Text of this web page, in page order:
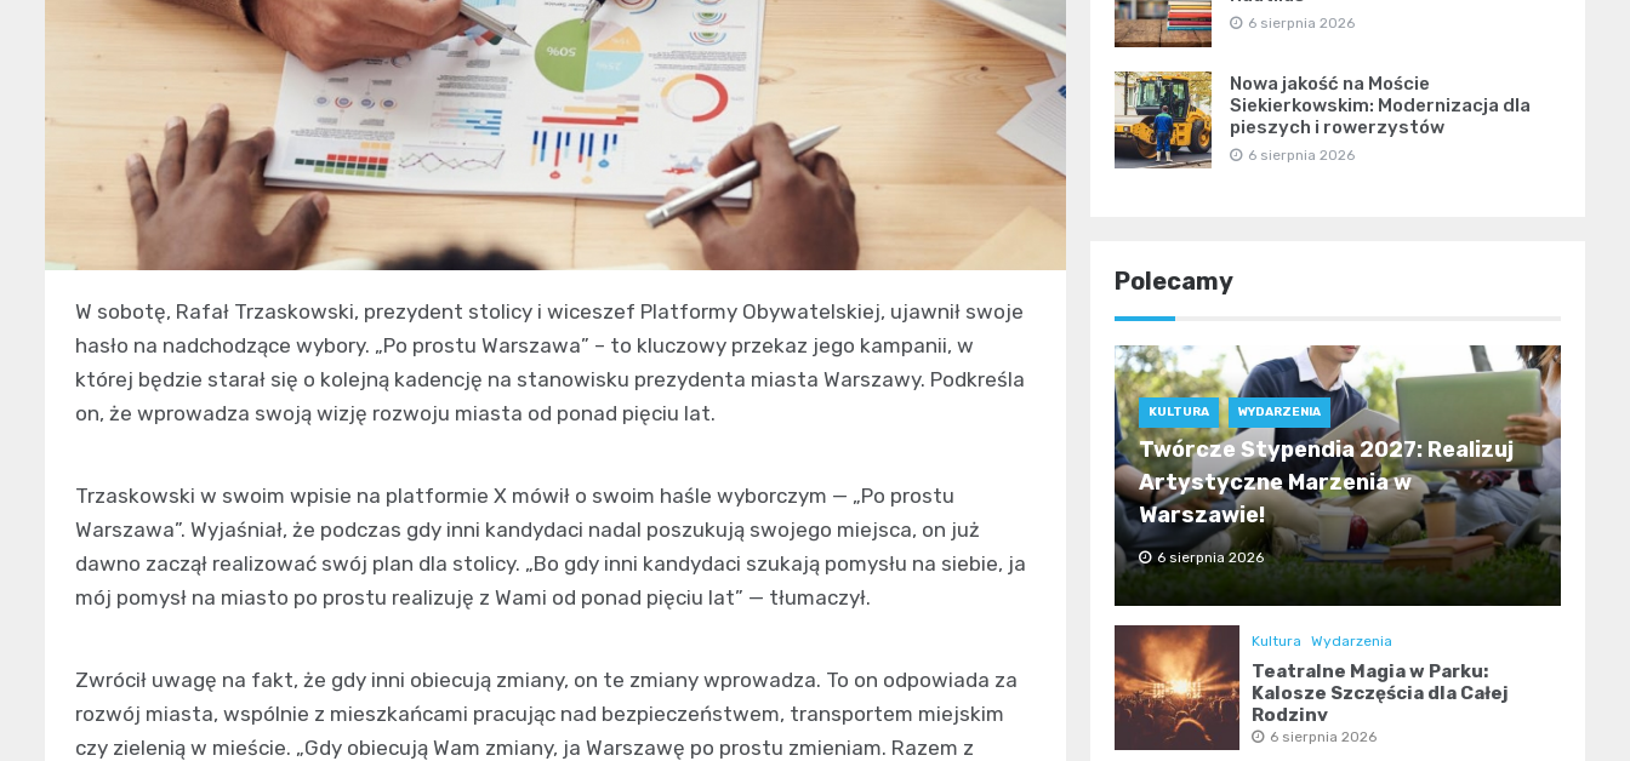
W sobotę, Rafał Trzaskowski, prezydent stolicy i wiceszef Platformy Obywatelskiej, ujawnił swoje
hasło na nadchodzące wybory. „Po prostu Warszawa” – to kluczowy przekaz jego kampanii, w
której będzie starał się o kolejną kadencję na stanowisku prezydenta miasta Warszawy. Podkreśla
on, że wprowadza swoją wizję rozwoju miasta od ponad pięciu lat.
Trzaskowski w swoim wpisie na platformie X mówił o swoim haśle wyborczym — „Po prostu
Warszawa”. Wyjaśniał, że podczas gdy inni kandydaci nadal poszukują swojego miejsca, on już
dawno zaczął realizować swój plan dla stolicy. „Bo gdy inni kandydaci szukają pomysłu na siebie, ja
mój pomysł na miasto po prostu realizuję z Wami od ponad pięciu lat” — tłumaczył.
Zwrócił uwagę na fakt, że gdy inni obiecują zmiany, on te zmiany wprowadza. To on odpowiada za
rozwój miasta, wspólnie z mieszkańcami pracując nad bezpieczeństwem, transportem miejskim
czy zielenią w mieście. „Gdy obiecują Wam zmiany, ja Warszawę po prostu zmieniam. Razem z
6 sierpnia 2026
Nowa jakość na Moście
Siekierkowskim: Modernizacja dla
pieszych i rowerzystów
6 sierpnia 2026
Polecamy
KULTURA WYDARZENIA
Twórcze Stypendia 2027: Realizuj
Artystyczne Marzenia w
Warszawie!
6 sierpnia 2026
Kultura Wydarzenia
Teatralne Magia w Parku:
Kalosze Szczęścia dla Całej
Rodziny
6 sierpnia 2026